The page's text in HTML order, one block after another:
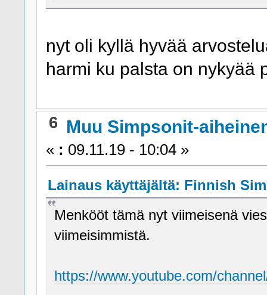
nyt oli kyllä hyvää
harmi ku palsta on nykyää
6 Muu Simpsonit-
« : 09.11.19 - 10:04 »
Lainaus käyttäjältä: Finnish
Menkööt tämä nyt viimeisenä
viimeisimmistä.
https://www.youtube.com/